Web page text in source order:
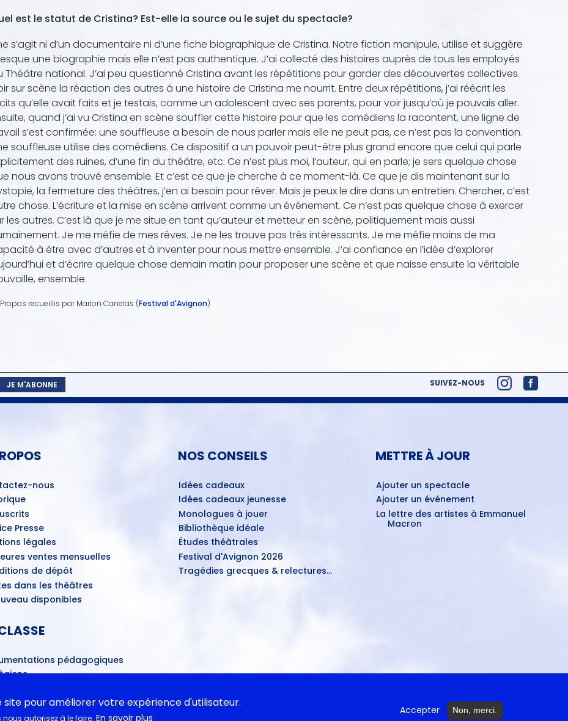
est le statut de Cristina? Est-elle la source ou le sujet du spectacle?
s’agit ni d’un documentaire ni d’une fiche biographique de Cristina. Notre fiction manipule, utilise et suggère
une biographie mais elle n’est pas authentique. J’ai collecté des histoires auprès de tous les employés
Théâtre national. J’ai peu questionné Cristina avant les répétitions pour garder des découvertes collectives.
sur scène la réaction des autres à une histoire de Cristina me nourrit. Entre deux répétitions, j’ai réécrit les
qu’elle avait faits et je testais, comme un adolescent avec ses parents, pour voir jusqu’où je pouvais aller.
quand j’ai vu Cristina en scène souffler cette histoire pour que les comédiens la racontent, une ligne de
s’est confirmée: une souffleuse a besoin de nous parler mais elle ne peut pas, ce n’est pas la convention.
souffleuse utilise des comédiens. Ce dispositif a un pouvoir peut-être plus grand encore que celui qui parle
des ruines, d’une fin du théâtre, etc. Ce n’est plus moi, l’auteur, qui en parle; je sers quelque chose
nous avons trouvé ensemble. Et c’est ce que je cherche à ce moment-là. Ce que je dis maintenant sur la
la fermeture des théâtres, j’en ai besoin pour rêver. Mais je peux le dire dans un entretien. Chercher, c’est
chose. L’écriture et la mise en scène arrivent comme un événement. Ce n’est pas quelque chose à exercer
les autres. C’est là que je me situe en tant qu’auteur et metteur en scène, politiquement mais aussi
Je me méfie de mes rêves. Je ne les trouve pas très intéressants. Je me méfie moins de ma
à être avec d’autres et à inventer pour nous mettre ensemble. J’ai confiance en l’idée d’explorer
et d’écrire quelque chose demain matin pour proposer une scène et que naisse ensuite la véritable
ensemble.
Propos recueillis par Marion Canelas (Festival d'Avignon)
JE M'ABONNE SUIVEZ-NOUS
nous
Presse
légales
ventes mensuelles
de dépôt
dans les théâtres
disponibles
NOS CONSEILS
Idées cadeaux
Idées cadeaux jeunesse
Monologues à jouer
Bibliothèque idéale
Études théâtrales
Festival d'Avignon 2026
Tragédies grecques & relectures...
METTRE À JOUR
Ajouter un spectacle
Ajouter un événement
La lettre des artistes à Emmanuel
Macron
pédagogiques
site pour améliorer votre expérience d'utilisateur.
autorisez à le faire. En savoir plus
Accepter Non, merci.